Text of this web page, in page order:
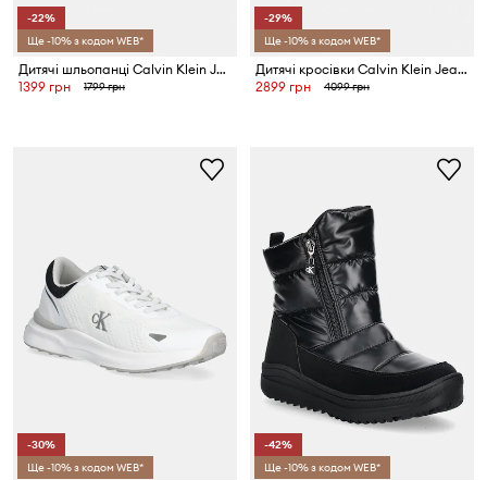
-22%
Ще -10% з кодом WEB*
Дитячі шльопанці Calvin Klein Jeans
1399 грн
1799 грн
-29%
Ще -10% з кодом WEB*
Дитячі кросівки Calvin Klein Jeans
2899 грн
4099 грн
-30%
Ще -10% з кодом WEB*
-42%
Ще -10% з кодом WEB*